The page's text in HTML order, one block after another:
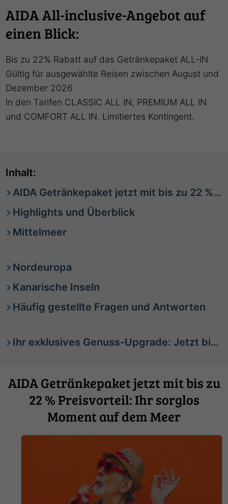
AIDA All-inclusive-Angebot auf
einen Blick:
Bis zu 22% Rabatt auf das Getränkepaket ALL-IN
Gültig für ausgewählte Reisen zwischen August und
Dezember 2026
In den Tarifen CLASSIC ALL IN, PREMIUM ALL IN
und COMFORT ALL IN. Limitiertes Kontingent.
Inhalt:
AIDA Getränkepaket jetzt mit bis zu 22 % Preisvorteil: Ihr sorglos Moment auf dem Meer
Highlights und Überblick
Mittelmeer
Nordeuropa
Kanarische Inseln
Häufig gestellte Fragen und Antworten
Ihr exklusives Genuss-Upgrade: Jetzt bis 22 % sparen
AIDA Getränkepaket jetzt mit bis zu
22 % Preisvorteil: Ihr sorglos
Moment auf dem Meer